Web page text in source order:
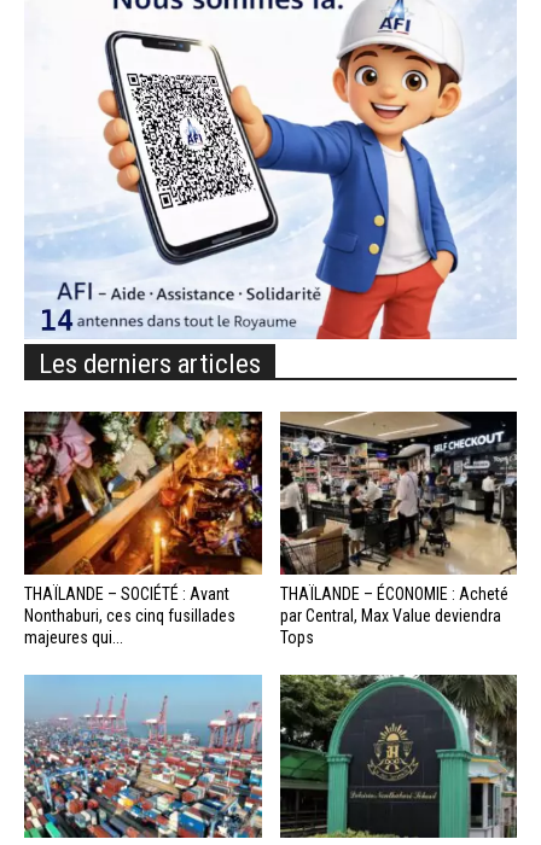
Les derniers articles
THAÏLANDE – SOCIÉTÉ : Avant
Nonthaburi, ces cinq fusillades
majeures qui...
THAÏLANDE – ÉCONOMIE : Acheté
par Central, Max Value deviendra
Tops